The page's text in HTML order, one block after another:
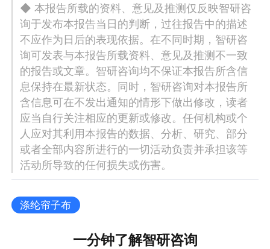
◆ 本报告所载的资料、意见及推测仅反映智研咨
询于发布本报告当日的判断，过往报告中的描述
不应作为日后的表现依据。在不同时期，智研咨
询可发表与本报告所载资料、意见及推测不一致
的报告或文章。智研咨询均不保证本报告所含信
息保持在最新状态。同时，智研咨询对本报告所
含信息可在不发出通知的情形下做出修改，读者
应当自行关注相应的更新或修改。任何机构或个
人应对其利用本报告的数据、分析、研究、部分
或者全部内容所进行的一切活动负责并承担该等
活动所导致的任何损失或伤害。
涤纶帘子布
一分钟了解智研咨询